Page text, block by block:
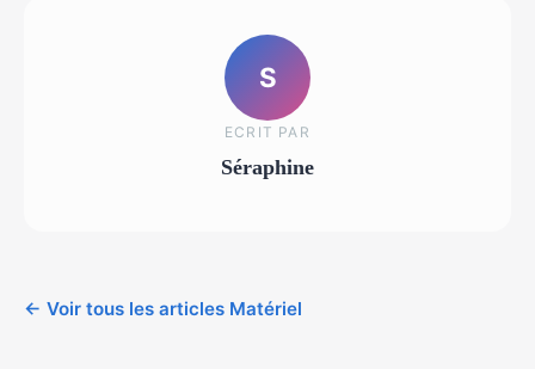
S
ECRIT PAR
Séraphine
← Voir tous les articles Matériel